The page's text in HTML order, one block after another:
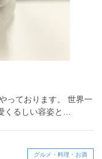
っております。 世界一
くるしい容姿と…
グルメ・料理・お酒